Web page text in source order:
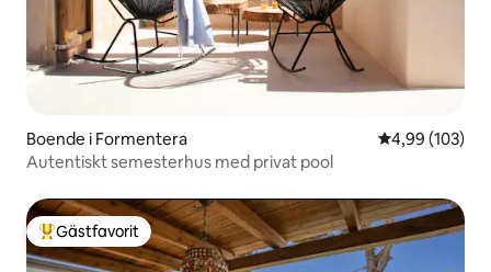
Boende i Formentera 4,99 av 5 i
4,99 (103)
Autentiskt semesterhus med privat pool
Populär gästfavorit
Gästfavorit